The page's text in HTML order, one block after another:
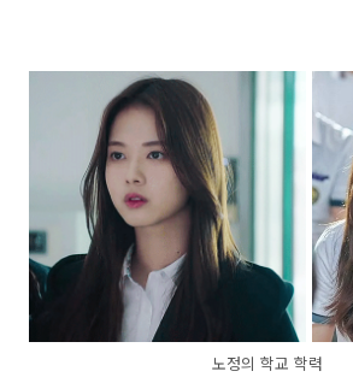
노정의 학교 학력